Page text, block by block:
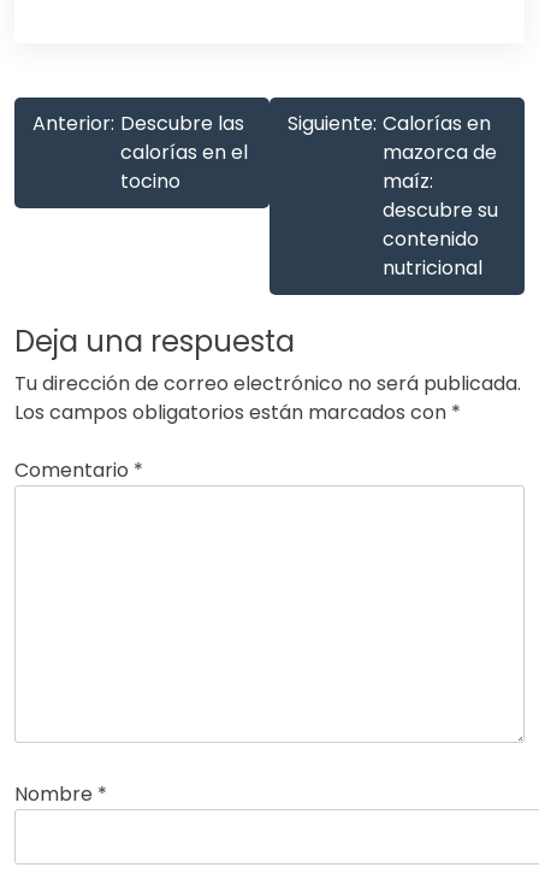
Anterior: Descubre las
calorías en el
tocino
Siguiente: Calorías en
mazorca de
maíz:
descubre su
contenido
nutricional
Deja una respuesta
Tu dirección de correo electrónico no será publicada.
Los campos obligatorios están marcados con *
Comentario *
Nombre *